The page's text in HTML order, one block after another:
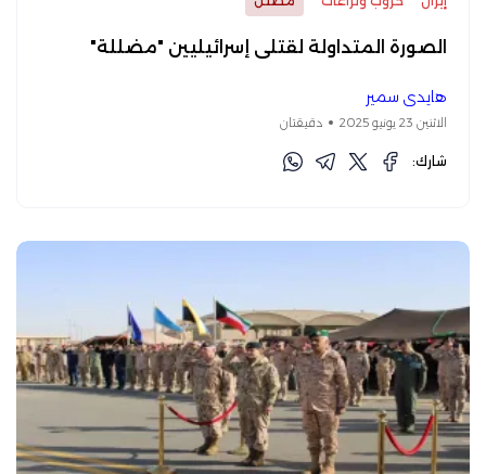
الصورة المتداولة لقتلى إسرائيليين "مضللة"
هايدي سمير
الاثنين 23 يونيو 2025 دقيقتان
شارك: